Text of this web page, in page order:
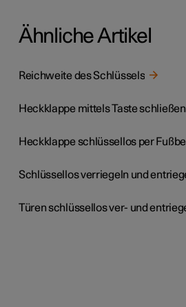
Ähnliche Artikel
Reichweite des Schlüssels
Heckklappe mittels Taste
Schlüssellos verriegeln und
Türen schlüssellos ver- und